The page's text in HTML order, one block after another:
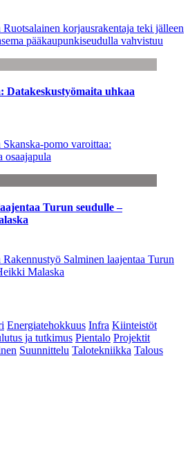
korjausrakentaja teki jälleen
pääkaupunkiseudulla vahvistuu
Datakeskustyömaita uhkaa
pomo varoittaa:
osaajapula
Turun seudulle –
Salminen laajentaa Turun
Malaska
Energiatehokkuus Infra Kiinteistöt
ja tutkimus Pientalo Projektit
Suunnittelu Talotekniikka Talous